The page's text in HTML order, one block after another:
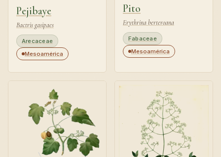
Pejibaye
Bactris gasipaes
Arecaceae
Mesoamérica
Pito
Erythrina berteroana
Fabaceae
Mesoamérica